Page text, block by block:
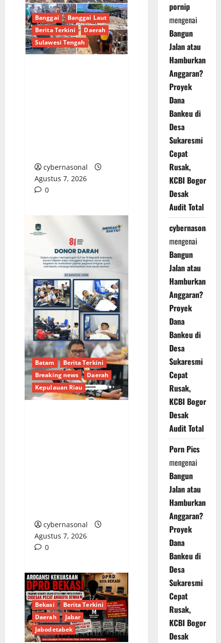
Banggai
Banggai Laut
Berita Terkini
Daerah
Sulawesi Tengah
cybernasonal
Agustus 7, 2026
0
Batam
Berita Terkini
Breaking news
Daerah
Kepulauan Riau
cybernasonal
Agustus 7, 2026
0
Bekasi
Berita Terkini
Daerah
Jabar
Jabodetabek
pornip
mengenai
Bangun
Jalan atau
Hamburkan
Anggaran?
Proyek
Dana
Bankeu di
Desa
Sukaresmi
Cepat
Rusak,
KCBI Bogor
Desak
Audit Total
cybernasonal
mengenai
Bangun
Jalan atau
Hamburkan
Anggaran?
Proyek
Dana
Bankeu di
Desa
Sukaresmi
Cepat
Rusak,
KCBI Bogor
Desak
Audit Total
Porn Pics
mengenai
Bangun
Jalan atau
Hamburkan
Anggaran?
Proyek
Dana
Bankeu di
Desa
Sukaresmi
Cepat
Rusak,
KCBI Bogor
Desak